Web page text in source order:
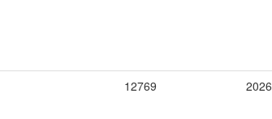
12769 2026